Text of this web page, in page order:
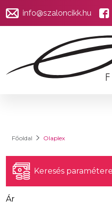
info@szaloncikk.hu
Főoldal Olaplex
Keresés
Ár